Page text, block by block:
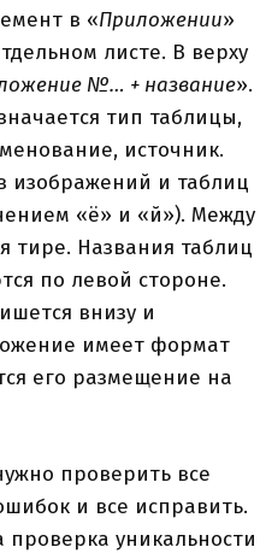
в «Приложении»
листе. В верху
№… + название».
тип таблицы,
источник.
изображений и таблиц
«ё» и «й»). Между
тире. Названия таблиц
по левой стороне.
внизу и
имеет формат
его размещение на
проверить все
и все исправить.
уникальности